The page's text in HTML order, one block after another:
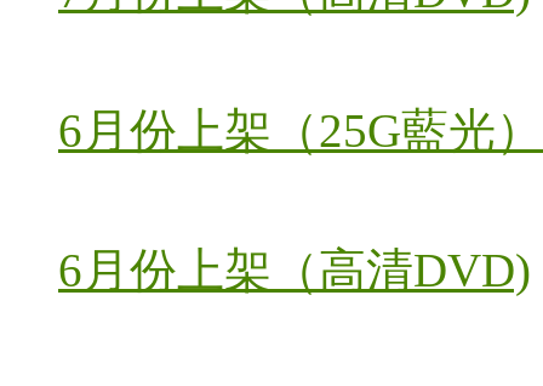
6月份上架（25G藍光）
6月份上架（高清DVD)